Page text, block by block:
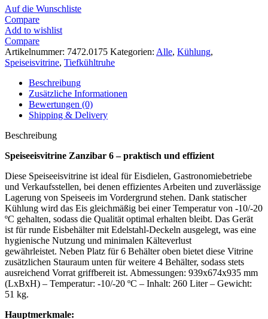
Auf die Wunschliste
Compare
Add to wishlist
Compare
Artikelnummer: 7472.0175 Kategorien: Alle, Kühlung,
Speiseisvitrine, Tiefkühltruhe
Beschreibung
Zusätzliche Informationen
Bewertungen (0)
Shipping & Delivery
Beschreibung
Speiseeisvitrine Zanzibar 6 – praktisch und effizient
Diese Speiseeisvitrine ist ideal für Eisdielen, Gastronomiebetriebe
und Verkaufsstellen, bei denen effizientes Arbeiten und zuverlässige
Lagerung von Speiseeis im Vordergrund stehen. Dank statischer
Kühlung wird das Eis gleichmäßig bei einer Temperatur von -10/-20
ºC gehalten, sodass die Qualität optimal erhalten bleibt. Das Gerät
ist für runde Eisbehälter mit Edelstahl-Deckeln ausgelegt, was eine
hygienische Nutzung und minimalen Kälteverlust
gewährleistet. Neben Platz für 6 Behälter oben bietet diese Vitrine
zusätzlichen Stauraum unten für weitere 4 Behälter, sodass stets
ausreichend Vorrat griffbereit ist. Abmessungen: 939x674x935 mm
(LxBxH) – Temperatur: -10/-20 ºC – Inhalt: 260 Liter – Gewicht:
51 kg.
Hauptmerkmale: